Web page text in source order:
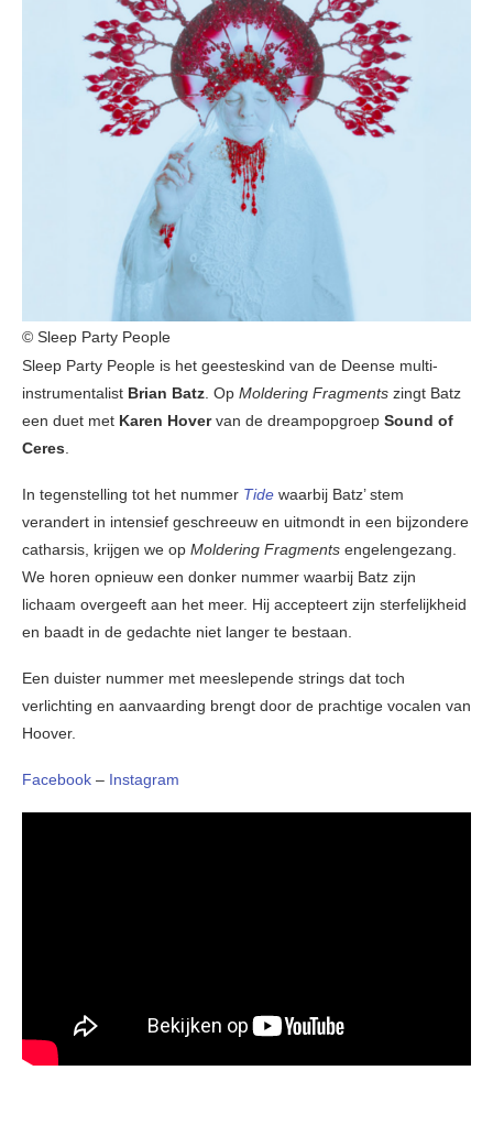
© Sleep Party People
Sleep Party People is het geesteskind van de Deense multi-
instrumentalist Brian Batz. Op Moldering Fragments zingt Batz
een duet met Karen Hovervan de dreampopgroep Sound of
Ceres.
In tegenstelling tot het nummer Tide waarbij Batz’ stem
verandert in intensief geschreeuw en uitmondt in een bijzondere
catharsis, krijgen we op Moldering Fragments engelengezang.
We horen opnieuw een donker nummer waarbij Batz zijn
lichaam overgeeft aan het meer. Hij accepteert zijn sterfelijkheid
en baadt in de gedachte niet langer te bestaan.
Een duister nummer met meeslepende strings dat toch
verlichting en aanvaarding brengt door de prachtige vocalen van
Hoover.
Facebook – Instagram